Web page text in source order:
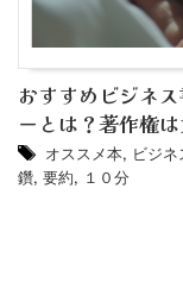
おすすめビジネ
ーとは？著作権
オススメ本, ビジ
鑽, 要約, １０分